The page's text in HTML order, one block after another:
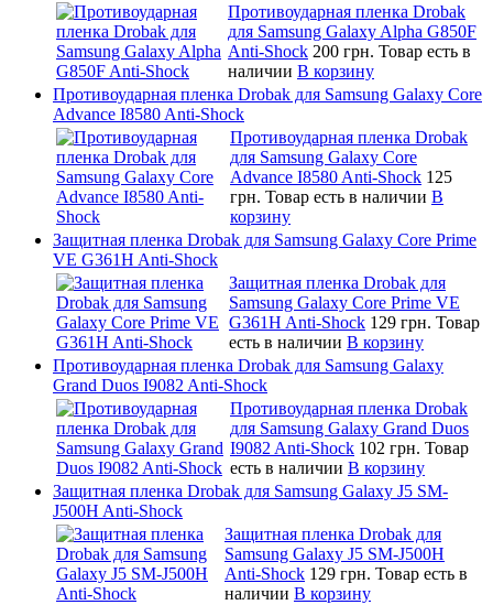
Противоударная пленка Drobak
для Samsung Galaxy Alpha G850F
Anti-Shock 200 грн. Товар есть в
наличии В корзину
Противоударная пленка Drobak для Samsung Galaxy Core
Advance I8580 Anti-Shock
Противоударная пленка Drobak
для Samsung Galaxy Core
Advance I8580 Anti-Shock 125
грн. Товар есть в наличии В
корзину
Защитная пленка Drobak для Samsung Galaxy Core Prime
VE G361H Anti-Shock
Защитная пленка Drobak для
Samsung Galaxy Core Prime VE
G361H Anti-Shock 129 грн. Товар
есть в наличии В корзину
Противоударная пленка Drobak для Samsung Galaxy
Grand Duos I9082 Anti-Shock
Противоударная пленка Drobak
для Samsung Galaxy Grand Duos
I9082 Anti-Shock 102 грн. Товар
есть в наличии В корзину
Защитная пленка Drobak для Samsung Galaxy J5 SM-
J500H Anti-Shock
Защитная пленка Drobak для
Samsung Galaxy J5 SM-J500H
Anti-Shock 129 грн. Товар есть в
наличии В корзину